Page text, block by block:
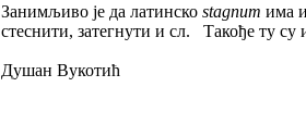
Занимљиво је да латинско stagnum има
стеснити, затегнути и сл. Такође ту
Душан Вукотић